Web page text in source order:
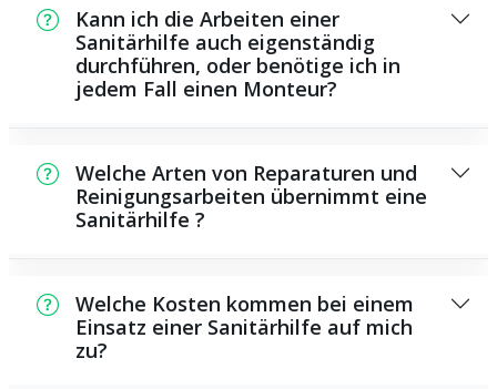
Zeitraum an der Schadensstelle sein. Dies
hängt aber auch von der Auftragslage zu
diesem Zeitraum ab sowie von der
Verkehrssituation und der örtlichen
Kann ich die Arbeiten einer
Sanitärhilfe auch eigenständig
durchführen, oder benötige ich in
jedem Fall einen Monteur?
Wartungsarbeiten, die Sie selbst ausführen
können, beispielsweise das Verwenden von
Rohrreinigungsmitteln aus dem Geschäft.
Spezialwerkzeug oder umfangreichem
Wissen benötigen, besser ausgebildeten
Personen zu überlassen. Ein Klempner
Welche Arten von Reparaturen und
Reinigungsarbeiten übernimmt eine
Sanitärhilfe ?
von Reparaturen und Reinigungsarbeiten,
darunter die Installation und Reparatur von
Leitungen, sanitären Anlagen und anderen
Welche Kosten kommen bei einem
Einsatz einer Sanitärhilfe auf mich
zu?